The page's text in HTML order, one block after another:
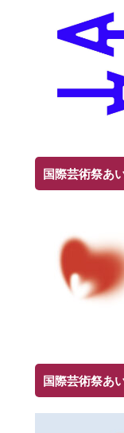
国際芸術祭あ
国際芸術祭あ